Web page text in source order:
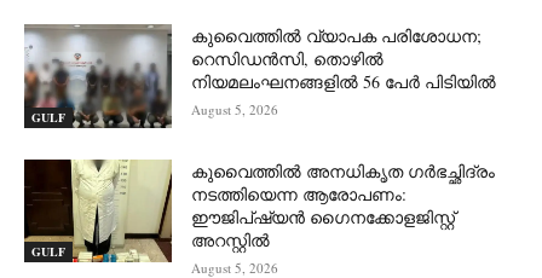
GULF
കുവൈത്തിൽ വ്യാപക പരിശോധന;
റെസിഡൻസി, തൊഴിൽ
നിയമലംഘനങ്ങളിൽ 56 പേർ പിടിയിൽ
August 5, 2026
GULF
കുവൈത്തിൽ അനധികൃത ഗർഭച്ഛിദ്രം
നടത്തിയെന്ന ആരോപണം:
ഈജിപ്ഷ്യൻ ഗൈനക്കോളജിസ്റ്റ്
അറസ്റ്റിൽ
August 5, 2026